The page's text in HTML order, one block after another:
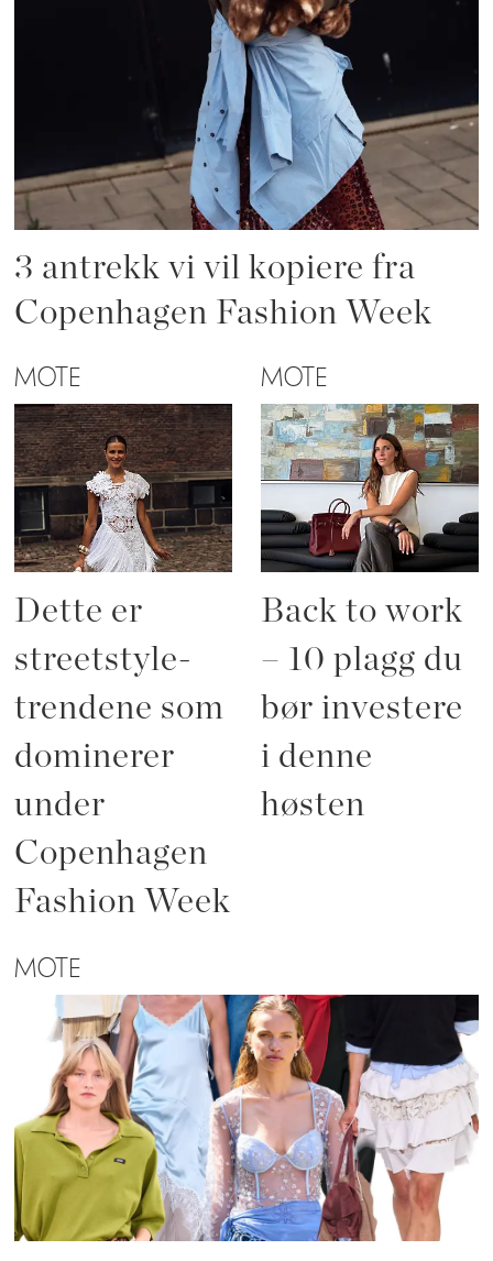
3 antrekk vi vil kopiere fra
Copenhagen Fashion Week
MOTE
Dette er
streetstyle-
trendene som
dominerer
under
Copenhagen
Fashion Week
MOTE
Back to work
– 10 plagg du
bør investere
i denne
høsten
MOTE